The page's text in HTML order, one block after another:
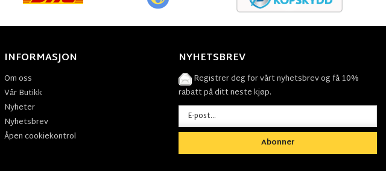
INFORMASJON
Om oss
Vår Butikk
Nyheter
Nyhetsbrev
Åpen cookiekontrol
NYHETSBREV
Registrer deg for vårt nyhetsbrev og få 10%
rabatt på ditt neste kjøp.
Abonner